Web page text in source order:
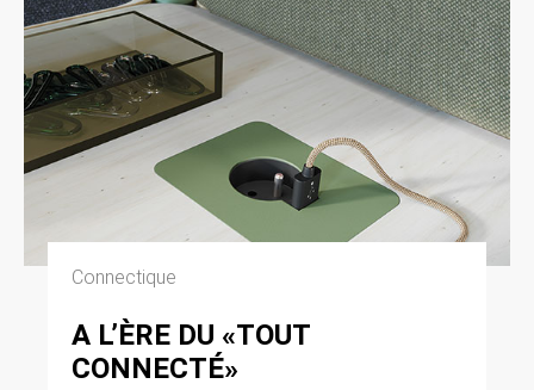
Connectique
A L’ÈRE DU «TOUT
CONNECTÉ»